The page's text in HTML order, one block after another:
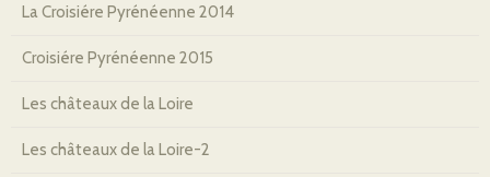
La Croisiére Pyrénéenne 2014
Croisiére Pyrénéenne 2015
Les châteaux de la Loire
Les châteaux de la Loire-2